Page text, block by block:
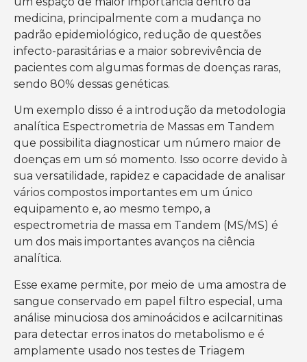
medicina, principalmente com a mudança no
padrão epidemiológico, redução de questões
infecto-parasitárias e a maior sobrevivência de
pacientes com algumas formas de doenças raras,
sendo 80% dessas genéticas.
Um exemplo disso é a introdução da metodologia
analítica Espectrometria de Massas em Tandem
que possibilita diagnosticar um número maior de
doenças em um só momento. Isso ocorre devido à
sua versatilidade, rapidez e capacidade de analisar
vários compostos importantes em um único
equipamento e, ao mesmo tempo, a
espectrometria de massa em Tandem (MS/MS) é
um dos mais importantes avanços na ciência
analítica.
Esse exame permite, por meio de uma amostra de
sangue conservado em papel filtro especial, uma
análise minuciosa dos aminoácidos e acilcarnitinas
para detectar erros inatos do metabolismo e é
amplamente usado nos testes de Triagem